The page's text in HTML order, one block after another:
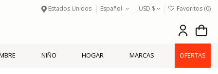
Estados Unidos Español USD $ Favoritos (0)
NIÑO HOGAR MARCAS OFERTAS